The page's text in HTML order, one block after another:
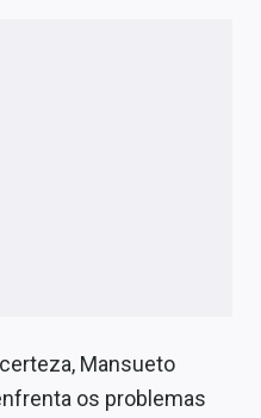
Mansueto
os problemas